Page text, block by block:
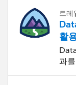
트레
활
과